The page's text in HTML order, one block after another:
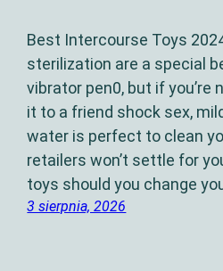
Best Intercourse Toys
sterilization are a special
vibrator pen0, but if you’re
it to a friend shock sex,
water is perfect to clean
retailers won’t settle for
toys should you change
3 sierpnia, 2026